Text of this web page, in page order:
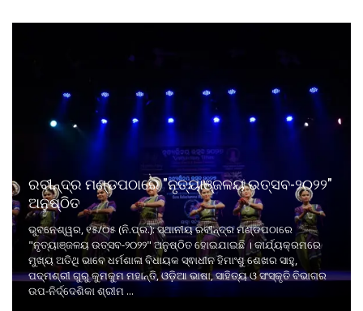
ରବୀନ୍ଦ୍ର ମଣ୍ଡପଠାରେ "ନୃତ୍ୟାଞ୍ଜଳୟ ଉତ୍ସବ-୨୦୨୨"
ଅନୁଷ୍ଠିତ
ଭୁବନେଶ୍ୱର, ୧୫/୦୫ (ନି.ପ୍ର.): ସ୍ଥାନୀୟ ରବୀନ୍ଦ୍ର ମଣ୍ଡପଠାରେ
"ନୃତ୍ୟାଞ୍ଜଳୟ ଉତ୍ସବ-୨୦୨୨" ଅନୁଷ୍ଠିତ ହୋଇଯାଇଛି । କାର୍ଯ୍ୟକ୍ରମରେ
ମୁଖ୍ୟ ଅତିଥି ଭାବେ ଧର୍ମଶାଳା ବିଧାୟକ ସ୍ଵାଧୀନ ହିମାଂଶୁ ଶେଖର ସାହୁ,
ପଦ୍ମଶ୍ରୀ ଗୁରୁ କୁମକୁମ ମହାନ୍ତି, ଓଡ଼ିଆ ଭାଷା, ସାହିତ୍ୟ ଓ ସଂସ୍କୃତି ବିଭାଗର
ଉପ-ନିର୍ଦ୍ଦେଶିକା ଶ୍ରୀମ ...